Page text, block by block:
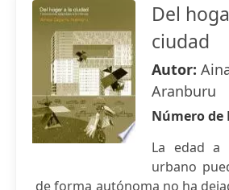
Del
ciudad
Autor:
Aranburu
Número de
La edad a
urbano
de forma autónoma no ha